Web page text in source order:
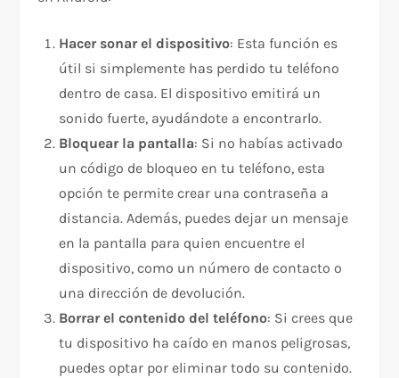
Hacer sonar el dispositivo: Esta función es
útil si simplemente has perdido tu teléfono
dentro de casa. El dispositivo emitirá un
sonido fuerte, ayudándote a encontrarlo.
Bloquear la pantalla: Si no habías activado
un código de bloqueo en tu teléfono, esta
opción te permite crear una contraseña a
distancia. Además, puedes dejar un mensaje
en la pantalla para quien encuentre el
dispositivo, como un número de contacto o
una dirección de devolución.
Borrar el contenido del teléfono: Si crees que
tu dispositivo ha caído en manos peligrosas,
puedes optar por eliminar todo su contenido.